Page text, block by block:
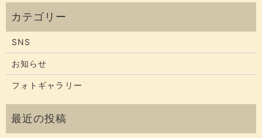
SNS
お知らせ
フォトギャラリー